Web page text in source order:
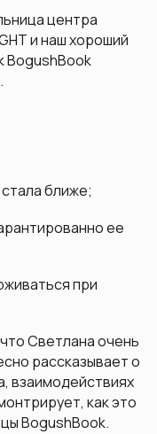
центра
и наш хороший
BogushBook
ближе;
ее
при
Светлана очень
рассказывает о
взаимодействиях
как это
BogushBook.